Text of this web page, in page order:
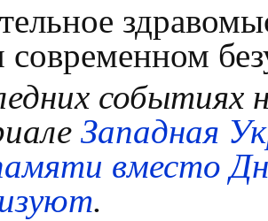
событиях
Западная
вместо
.